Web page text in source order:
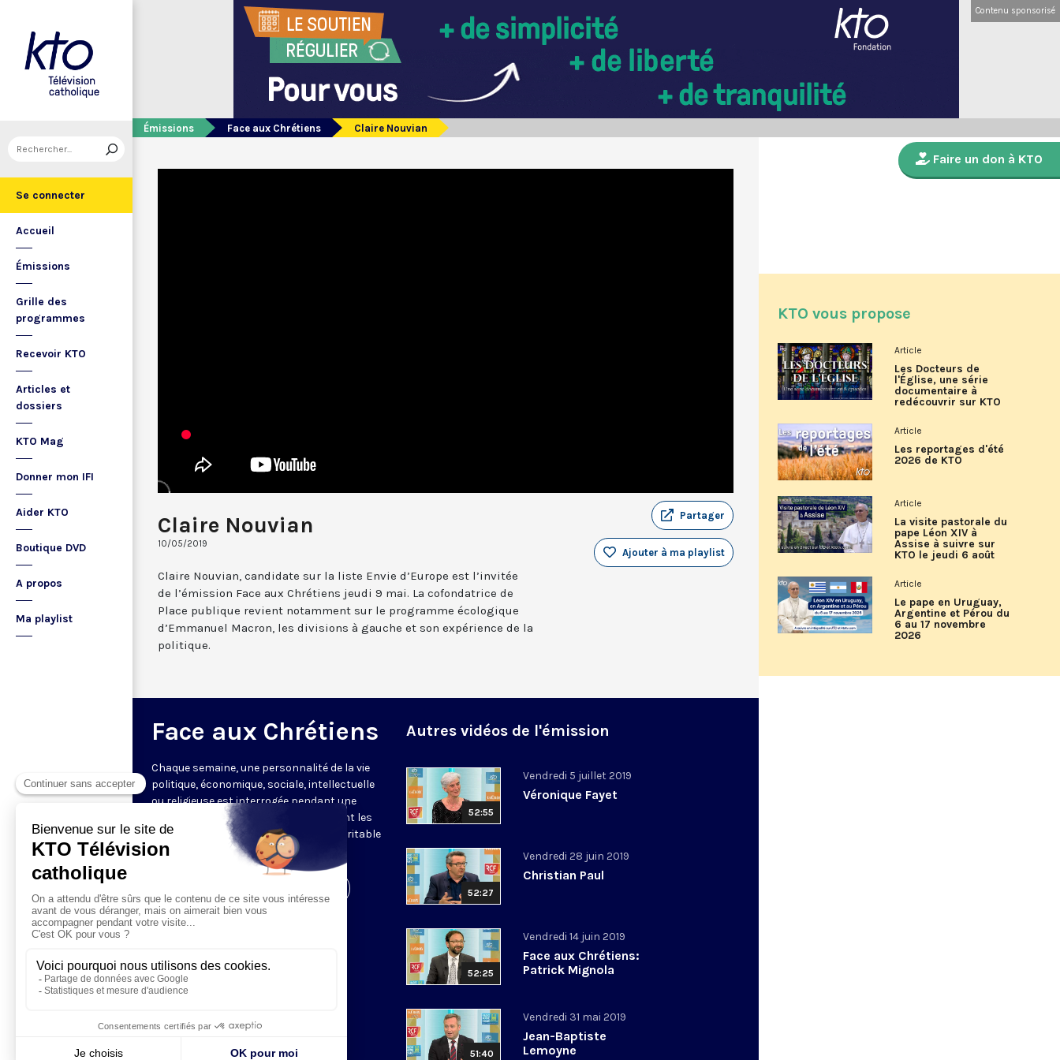
Se connecter
Accueil
Émissions
Grille des
programmes
Recevoir KTO
Articles et
dossiers
KTO Mag
Donner mon IFI
Aider KTO
Boutique DVD
A propos
Ma playlist
Contenu sponsorisé
Émissions Face aux Chrétiens Claire Nouvian
Claire Nouvian
10/05/2019
Partager
Ajouter à ma playlist
Claire Nouvian, candidate sur la liste Envie d’Europe est l’invitée
de l’émission Face aux Chrétiens jeudi 9 mai. La cofondatrice de
Place publique revient notamment sur le programme écologique
d’Emmanuel Macron, les divisions à gauche et son expérience de la
politique.
Face aux Chrétiens
Chaque semaine, une personnalité de la vie
politique, économique, sociale, intellectuelle
ou religieuse est interrogée pendant une
heure par les journalistes représentant les
rédactions partenaires, offrant une véritable
mise en perspective de l’actualité.
Autres vidéos de l'émission
52:55
Vendredi 5 juillet 2019
Véronique Fayet
52:27
Vendredi 28 juin 2019
Christian Paul
52:25
Vendredi 14 juin 2019
Face aux Chrétiens:
Patrick Mignola
51:40
Vendredi 31 mai 2019
Jean-Baptiste
Lemoyne
Faire un don à KTO
KTO vous propose
Article
Les Docteurs de
l'Église, une série
documentaire à
redécouvrir sur KTO
Article
Les reportages d'été
2026 de KTO
Article
La visite pastorale du
pape Léon XIV à
Assise à suivre sur
KTO le jeudi 6 août
Article
Le pape en Uruguay,
Argentine et Pérou du
6 au 17 novembre
2026